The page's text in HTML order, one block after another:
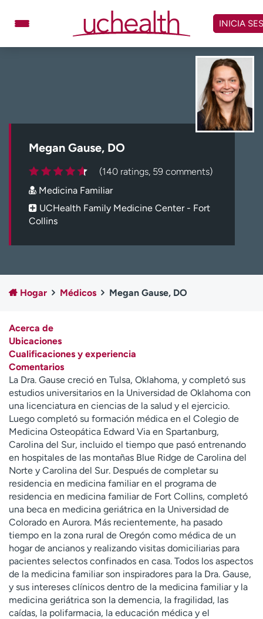
contenido
Facturación y precios
Carreras
Inicie sesión en My Health Connection
Acerca de UCHealth
Clases y eventos
Empleados
Profesionales
Contáctenos
A
y
ú
d
a
m
e
a
e
n
c
o
n
t
r
a
r
INICIA
Megan Gause, DO
(140 ratings, 59 comments)
Medicina Familiar
UCHealth Family Medicine Center - Fort
Collins
Hogar Médicos Megan Gause, DO
Acerca de
Ubicaciones
Cualificaciones y experiencia
Comentarios
La Dra. Gause creció en Tulsa, Oklahoma, y completó sus
estudios universitarios en la Universidad de Oklahoma con
una licenciatura en ciencias de la salud y el ejercicio.
Luego completó su formación médica en el Colegio de
Medicina Osteopática Edward Via en Spartanburg,
Carolina del Sur, incluido el tiempo que pasó entrenando
en hospitales de las montañas Blue Ridge de Carolina del
Norte y Carolina del Sur. Después de completar su
residencia en medicina familiar en el programa de
residencia en medicina familiar de Fort Collins, completó
una beca en medicina geriátrica en la Universidad de
Colorado en Aurora. Más recientemente, ha pasado
tiempo en la zona rural de Oregón como médica de un
hogar de ancianos y realizando visitas domiciliarias para
pacientes selectos confinados en casa. Todos los aspectos
de la medicina familiar son inspiradores para la Dra. Gause,
y sus intereses clínicos dentro de la medicina familiar y la
medicina geriátrica son la demencia, la fragilidad, las
caídas, la polifarmacia, la educación médica y el